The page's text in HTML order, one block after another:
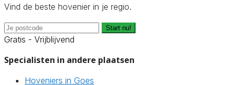
Vind de beste hovenier in je regio.
Start nu!
Gratis - Vrijblijvend
Specialisten in andere plaatsen
Hoveniers in Goes